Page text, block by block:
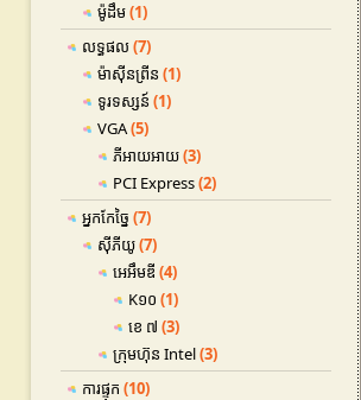
ម៉ូដឹម(1)
លទ្ធផល(7)
ម៉ាស៊ីនព្រីន (1)
ទូរទស្សន៍ (1)
VGA(5)
ភីអាយអាយ(3)
PCI Express(2)
អ្នកកែច្នៃ (7)
ស៊ីភីយូ(7)
អេអឹមឌី (4)
K១០ (1)
ខេ ៧ (3)
ក្រុមហ៊ុន Intel(3)
ការផ្ទុក (10)